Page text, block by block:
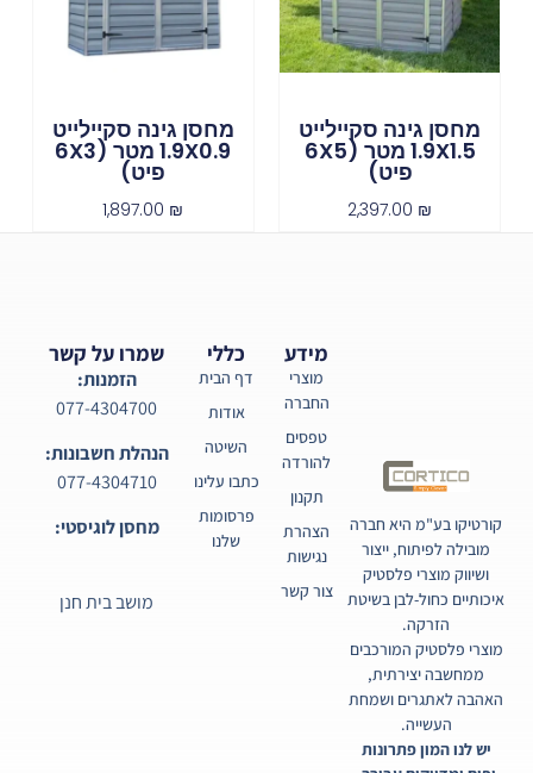
מחסן גינה סקיילייט
1.9X1.5 מטר (6X5
פיט)
2,397.00 ₪
מחסן גינה סקיילייט
1.9X0.9 מטר (6X3
פיט)
1,897.00 ₪
קורטיקו בע"מ היא חברה
מובילה לפיתוח, ייצור
ושיווק מוצרי פלסטיק
איכותיים כחול-לבן בשיטת
הזרקה.
מוצרי פלסטיק המורכבים
ממחשבה יצירתית,
האהבה לאתגרים ושמחת
העשייה.
יש לנו המון פתרונות
כללי
דף הבית
אודות
השיטה
כתבו עלינו
פרסומות
שלנו
מידע
מוצרי
החברה
טפסים
להורדה
תקנון
הצהרת
נגישות
צור קשר
שמרו על קשר
הזמנות:
077-4304700
הנהלת חשבונות:
077-4304710
מחסן לוגיסטי:
מושב בית חנן